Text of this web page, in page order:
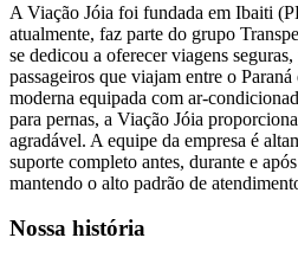
A Viação Jóia foi fundada em Ibaiti
atualmente, faz parte do grupo
se dedicou a oferecer viagens
passageiros que viajam entre o
moderna equipada com ar-
para pernas, a Viação Jóia
agradável. A equipe da empresa é
suporte completo antes, durante e
mantendo o alto padrão de
Nossa história